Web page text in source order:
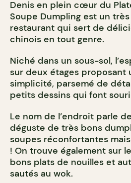
Denis en plein cœur du
Soupe Dumpling est un
restaurant qui sert de
chinois en tout genre.
Niché dans un sous-sol,
sur deux étages proposant
simplicité, parsemé de
petits dessins qui font
Le nom de l’endroit parle
déguste de très bons
soupes réconfortantes
! On trouve également sur
bons plats de nouilles et
sautés au wok.